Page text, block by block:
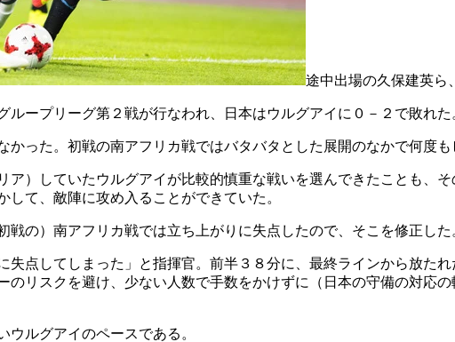
途中出場の久保建英
ループリーグ第２戦が行なわれ、日本はウルグアイに０－２で敗れ
かった。初戦の南アフリカ戦ではバタバタとした展開のなかで何度
ア）していたウルグアイが比較的慎重な戦いを選んできたことも、
て、敵陣に攻め入ることができていた。
戦の）南アフリカ戦では立ち上がりに失点したので、そこを修正し
失点してしまった」と指揮官。前半３８分に、最終ラインから放た
のリスクを避け、少ない人数で手数をかけずに（日本の守備の対応
ウルグアイのペースである。